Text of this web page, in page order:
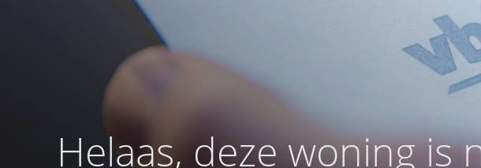
Helaas, deze woning